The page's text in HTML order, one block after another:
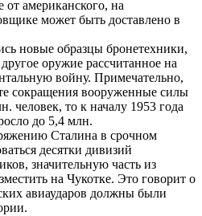
от американского, на
может быть доставлено в
новые образцы бронетехники,
оружие рассчитанное на
войну. Примечательно,
сокращения вооруженные силы
то к началу 1953 года
до 5,4 млн.
Сталина в срочном
десятки дивизий
значительную часть из
на Чукотке. Это говорит о
авиаударов должны были